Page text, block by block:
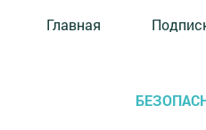
Главная